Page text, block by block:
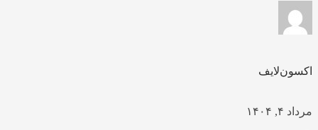
اکسون‌لایف
مرداد ۴, ۱۴۰۴